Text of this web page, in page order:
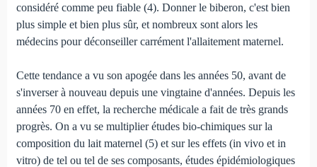
considéré comme peu fiable (4). Donner le biberon, c'est bien
plus simple et bien plus sûr, et nombreux sont alors les
médecins pour déconseiller carrément l'allaitement maternel.
Cette tendance a vu son apogée dans les années 50, avant de
s'inverser à nouveau depuis une vingtaine d'années. Depuis les
années 70 en effet, la recherche médicale a fait de très grands
progrès. On a vu se multiplier études bio-chimiques sur la
composition du lait maternel (5) et sur les effets (in vivo et in
vitro) de tel ou tel de ses composants, études épidémiologiques